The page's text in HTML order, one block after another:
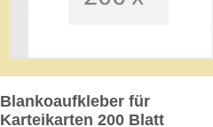
Blankoaufkleber für
Karteikarten 200 Blatt